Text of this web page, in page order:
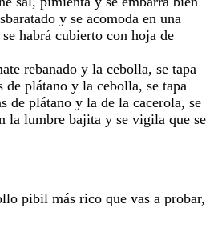
y se acomoda en una
habrá cubierto con hoja de
rebanado y la cebolla, se tapa
de plátano y la cebolla, se tapa
de plátano y la de la cacerola, se
la lumbre bajita y se vigila que se
pibil más rico que vas a probar,